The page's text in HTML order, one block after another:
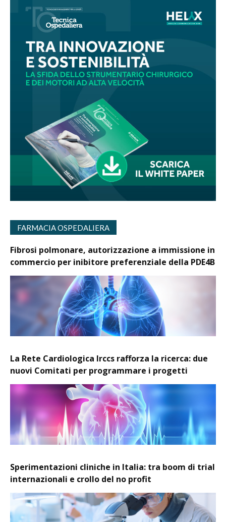
FARMACIA OSPEDALIERA
Fibrosi polmonare, autorizzazione a immissione in
commercio per inibitore preferenziale della PDE4B
La Rete Cardiologica Irccs rafforza la ricerca: due
nuovi Comitati per programmare i progetti
Sperimentazioni cliniche in Italia: tra boom di trial
internazionali e crollo del no profit